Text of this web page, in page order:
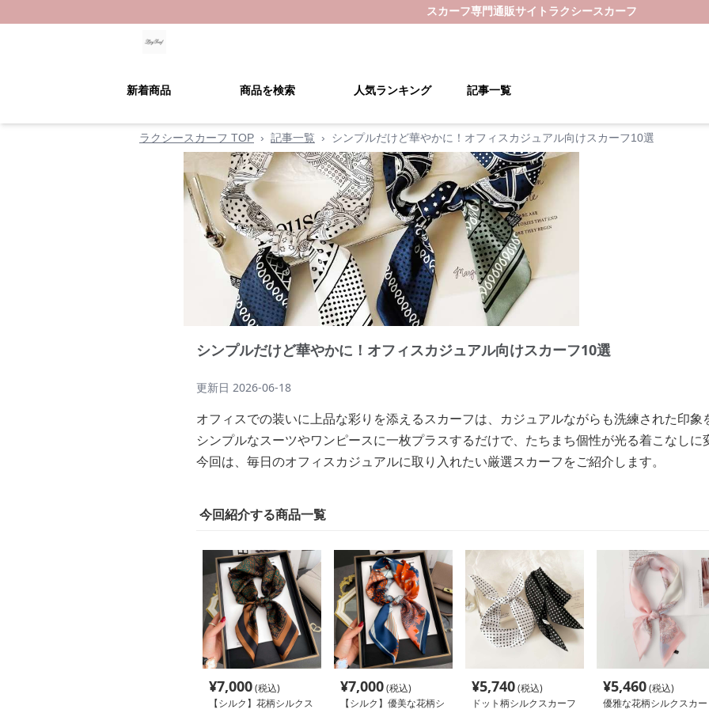
スカーフ専門通販サイト ラクシースカーフ
新着商品 商品を検索 人気ランキング 記事一覧
ラクシースカーフ TOP › 記事一覧 › シンプルだけど華やかに！オフィスカジュアル向けスカーフ10選
シンプルだけど華やかに！オフィスカジュアル向けスカーフ10選
更新日 2026-06-18
オフィスでの装いに上品な彩りを添えるスカーフは、カジュアルながらも洗練された印
シンプルなスーツやワンピースに一枚プラスするだけで、たちまち個性が光る着こなしに
今回は、毎日のオフィスカジュアルに取り入れたい厳選スカーフをご紹介します。
今回紹介する商品一覧
¥7,000(税込)
【シルク】花柄シルクス
¥7,000(税込)
【シルク】優美な花柄シ
¥5,740(税込)
ドット柄シルクスカーフ
¥5,460(税込)
優雅な花柄シルクスカー